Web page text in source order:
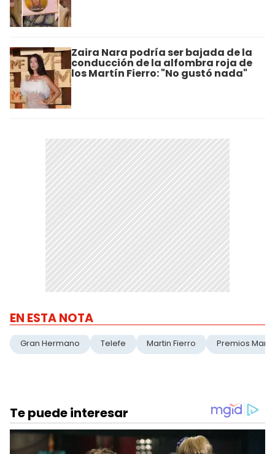
Zaira Nara podría ser bajada de la
conducción de la alfombra roja de
los Martín Fierro: "No gustó nada"
EN ESTA NOTA
Gran Hermano Telefe Martin Fierro Premios